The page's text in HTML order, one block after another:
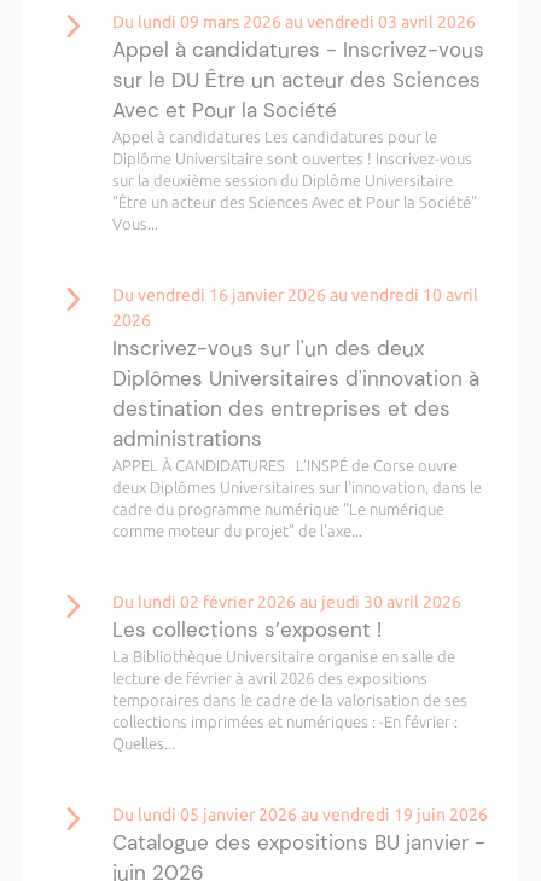
Du lundi 09 mars 2026 au vendredi 03 avril 2026
Appel à candidatures - Inscrivez-vous
sur le DU Être un acteur des Sciences
Avec et Pour la Société
Appel à candidatures Les candidatures pour le
Diplôme Universitaire sont ouvertes ! Inscrivez-vous
sur la deuxième session du Diplôme Universitaire
"Être un acteur des Sciences Avec et Pour la Société"
Vous...
Du vendredi 16 janvier 2026 au vendredi 10 avril
2026
Inscrivez-vous sur l'un des deux
Diplômes Universitaires d'innovation à
destination des entreprises et des
administrations
APPEL À CANDIDATURES L’INSPÉ de Corse ouvre
deux Diplômes Universitaires sur l'innovation, dans le
cadre du programme numérique "Le numérique
comme moteur du projet" de l'axe...
Du lundi 02 février 2026 au jeudi 30 avril 2026
Les collections s’exposent !
La Bibliothèque Universitaire organise en salle de
lecture de février à avril 2026 des expositions
temporaires dans le cadre de la valorisation de ses
collections imprimées et numériques : -En février :
Quelles...
Du lundi 05 janvier 2026 au vendredi 19 juin 2026
Catalogue des expositions BU janvier -
juin 2026